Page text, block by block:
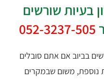
בעיות שורשים
052-3237-505
בביוב אם אתם סובלים
נוספת, משום שבמקרים